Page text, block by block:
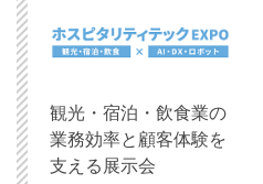
観光・宿泊・飲食業の
業務効率と顧客体験を
支える展示会